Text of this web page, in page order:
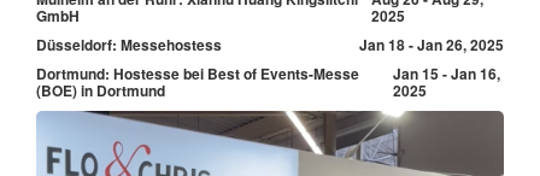
GmbH
2025
Düsseldorf: Messehostess
Jan 18 - Jan 26, 2025
Dortmund: Hostesse bei Best of Events-Messe
(BOE) in Dortmund
Jan 15 - Jan 16,
2025